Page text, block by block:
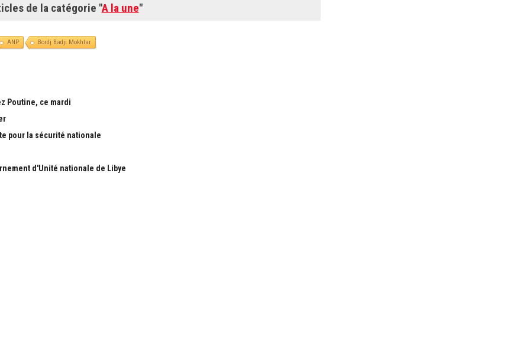
de la catégorie "A la une"
ANP Bordj Badji Mokhtar
Poutine, ce mardi
pour la sécurité nationale
d'Unité nationale de Libye